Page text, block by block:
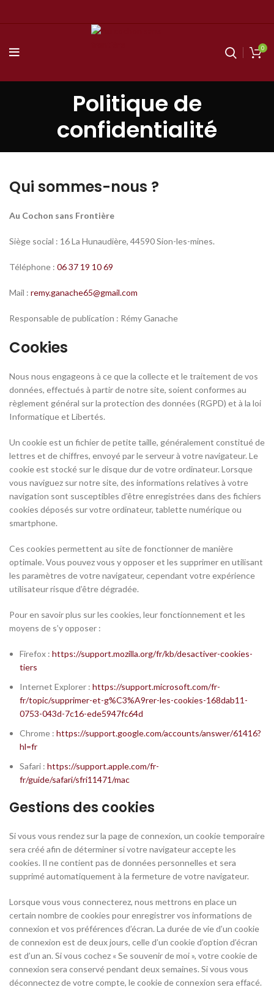
0
Politique de
confidentialité
Qui sommes-nous ?
Au Cochon sans Frontière
Siège social : 16 La Hunaudière, 44590 Sion-les-mines.
Téléphone : 06 37 19 10 69
Mail : remy.ganache65@gmail.com
Responsable de publication : Rémy Ganache
Cookies
Nous nous engageons à ce que la collecte et letraitement de vos
données, effectués à partir de notre site, soient conformes au
règlement général sur la protection des données (RGPD) et à la loi
Informatique et Libertés.
Un cookie est un fichier de petite taille, généralement constitué de
lettres et de chiffres, envoyé par le serveur à votre navigateur. Le
cookie est stocké sur le disque dur de votre ordinateur. Lorsque
vous naviguez sur notre site, des informations relatives à votre
navigation sont susceptibles d’être enregistrées dans des fichiers
cookies déposés sur votre ordinateur, tablette numérique ou
smartphone.
Ces cookies permettent au site de fonctionner de manière
optimale. Vous pouvez vous y opposer et les supprimer en utilisant
les paramètres de votre navigateur, cependant votre expérience
utilisateur risque d’être dégradée.
Pour en savoir plus sur les cookies, leur fonctionnement et les
moyens de s’y opposer :
Firefox : https://support.mozilla.org/fr/kb/desactiver-cookies-
tiers
Internet Explorer : https://support.microsoft.com/fr-
fr/topic/supprimer-et-g%C3%A9rer-les-cookies-168dab11-
0753-043d-7c16-ede5947fc64d
Chrome : https://support.google.com/accounts/answer/61416?
hl=fr
Safari : https://support.apple.com/fr-
fr/guide/safari/sfri11471/mac
Gestions des cookies
Si vous vous rendez sur la page de connexion, un cookie temporaire
sera créé afin de déterminer si votre navigateur accepte les
cookies. Il ne contient pas de données personnelles et sera
supprimé automatiquement à la fermeture de votre navigateur.
Lorsque vous vous connecterez, nous mettrons en place un
certain nombre de cookies pour enregistrer vos informations de
connexion et vos préférences d’écran. La durée de vie d’un cookie
de connexion est de deux jours, celle d’un cookie d’option d’écran
est d’un an. Si vous cochez « Se souvenir de moi », votre cookie de
connexion sera conservé pendant deux semaines. Si vous vous
déconnectez de votre compte, le cookie de connexion sera effacé.